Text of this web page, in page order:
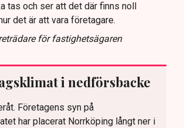
tas och ser att det där finns noll
det är att vara företagare.
för fastighetsägaren
i nedförsbacke
Företagens syn på
har placerat Norrköping långt ner i